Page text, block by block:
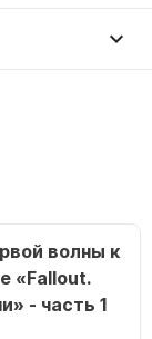
волны к
«Fallout.
- часть 1